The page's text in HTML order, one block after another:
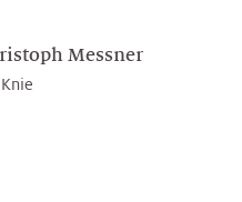
Messner